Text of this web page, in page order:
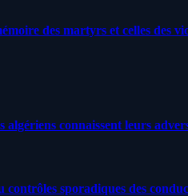
des martyrs et celles des
connaissent leurs
contrôles sporadiques des